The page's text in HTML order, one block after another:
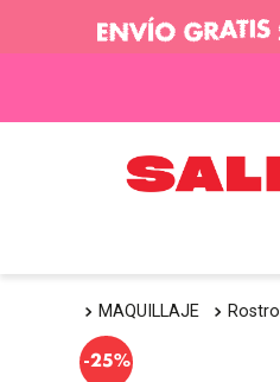
MAQUILLAJE Rostro
-25%